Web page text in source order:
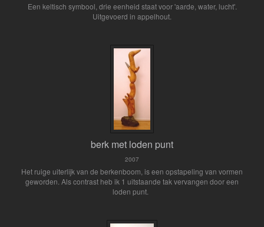
Een keltisch symbool, drie eenheid staat voor 'aarde, water, lucht'.
Uitgevoerd in appelhout.
berk met loden punt
2007
Het ruige uiterlijk van de berkenboom, is een opstapeling van vormen
geworden. Als contrast heb ik 1 uitstaande tak vervangen door een
loden punt.